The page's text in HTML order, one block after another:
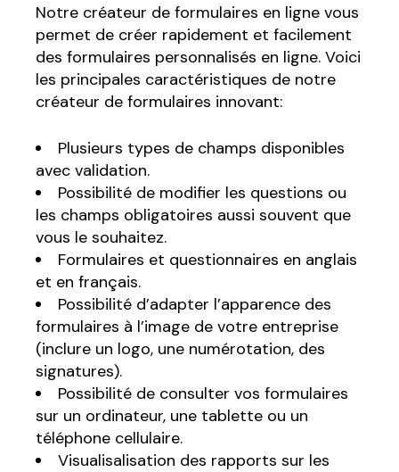
Notre créateur de formulaires en ligne vous
permet de créer rapidement et facilement
des formulaires personnalisés en ligne. Voici
les principales caractéristiques de notre
créateur de formulaires innovant:
Plusieurs types de champs disponibles
avec validation.
Possibilité de modifier les questions ou
les champs obligatoires aussi souvent que
vous le souhaitez.
Formulaires et questionnaires en anglais
et en français.
Possibilité d’adapter l’apparence des
formulaires à l’image de votre entreprise
(inclure un logo, une numérotation, des
signatures).
Possibilité de consulter vos formulaires
sur un ordinateur, une tablette ou un
téléphone cellulaire.
Visualisalisation des rapports sur les